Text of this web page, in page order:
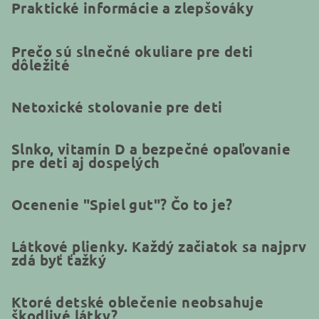
Praktické informácie a zlepšováky
Prečo sú slnečné okuliare pre deti
dôležité
Netoxické stolovanie pre deti
Slnko, vitamín D a bezpečné opaľovanie
pre deti aj dospelých
Ocenenie "Spiel gut"? Čo to je?
Látkové plienky. Každý začiatok sa najprv
zdá byť ťažký
Ktoré detské oblečenie neobsahuje